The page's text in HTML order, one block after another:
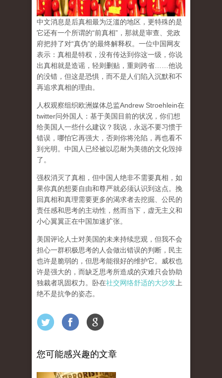
中文消息是后真相最为泛滥的地区，更特殊的是
它还有一个所谓的“前真相”，那就是审查、党政
府把持了对“真伪”的最终解释权。一位中国网友
表示：真相是特权，没有传达到你这一级，你说
出真相就是造谣，轻则删贴，重则跨省……他说
的没错，但这是恐惧，而不是人们陷入沉默和不
再追求真相的理由。
人权观察组织欧洲媒体总监Andrew Stroehlein在
twitter问外国人：基于美国目前的状况，你们想
给美国人一些什么建议？我说，永远不要习惯于
错误，哪怕它再强大，否则你将沦陷，再也看不
到光明。中国人已经被以忍耐为美德的文化毁掉
了。
强权消灭了真相，但中国人绝非不需要真相，如
果你真的想要自由和尊严就必须认识到这点。挽
回真相和真理需要更多的渴求者去挖掘、公民的
责任感和思考的主动性，然而当下，虚无主义和
小心翼翼正在中国加速扩张。
美国评论人士对美国的未来持续悲观，但我不会
担心一群积极思考的人会做出错误的判断，民主
也许是脆弱的，但思考能很好的维护它。威权也
许是强大的，而缺乏思考所造成的灾难只会协助
独裁者巩固权力。卧在社交网络舒适的大沙发 上
绝不是抗争的姿态。
您可能感兴趣的文章